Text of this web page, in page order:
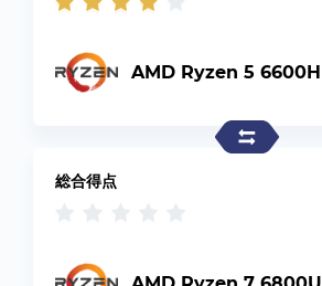
AMD Ryzen 5 6600H
総合得点